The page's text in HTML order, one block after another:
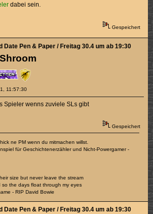
dabei sein.
Gespeichert
11:57:30
Date Pen & Paper / Freitag 30.4 um ab 19:30
Spieler wenns zuviele SLs gibt
Gespeichert
ne PM wenn du mitmachen willst.
für Geschichtenerzähler und Nicht-Powergamer -
size but never leave the stream
so the days float through my eyes
- RIP David Bowie
Date Pen & Paper / Freitag 30.4 um ab 19:30